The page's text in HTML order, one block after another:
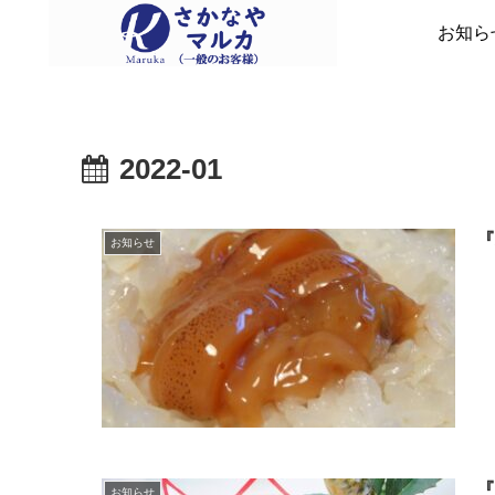
お知ら
2022-01
お知らせ